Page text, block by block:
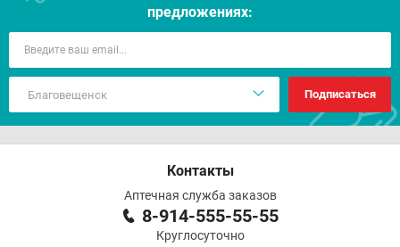
предложениях:
Подписаться
Контакты
Аптечная служба заказов
8-914-555-55-55
Круглосуточно